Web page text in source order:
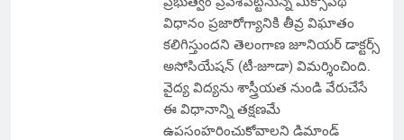
విధానం ప్రజారోగ్యానికి తీవ్ర విఘాతం
కలిగిస్తుందని తెలంగాణ జూనియర్ డాక్టర్స్
అసోసియేషన్ (టీ-జూడా) విమర్శించింది.
వైద్య విద్యను శాస్త్రీయత నుండి వేరుచేసే
ఈ విధానాన్ని తక్షణమే
ఉపసంహరించుకోవాలని డిమాండ్